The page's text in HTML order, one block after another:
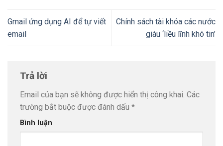
Gmail ứng dụng AI để tự viết
email
Chính sách tài khóa các nước
giàu ‘liều lĩnh khó tin’
Trả lời
Email của bạn sẽ không được hiển thị công khai. Các
trường bắt buộc được đánh dấu *
Bình luận